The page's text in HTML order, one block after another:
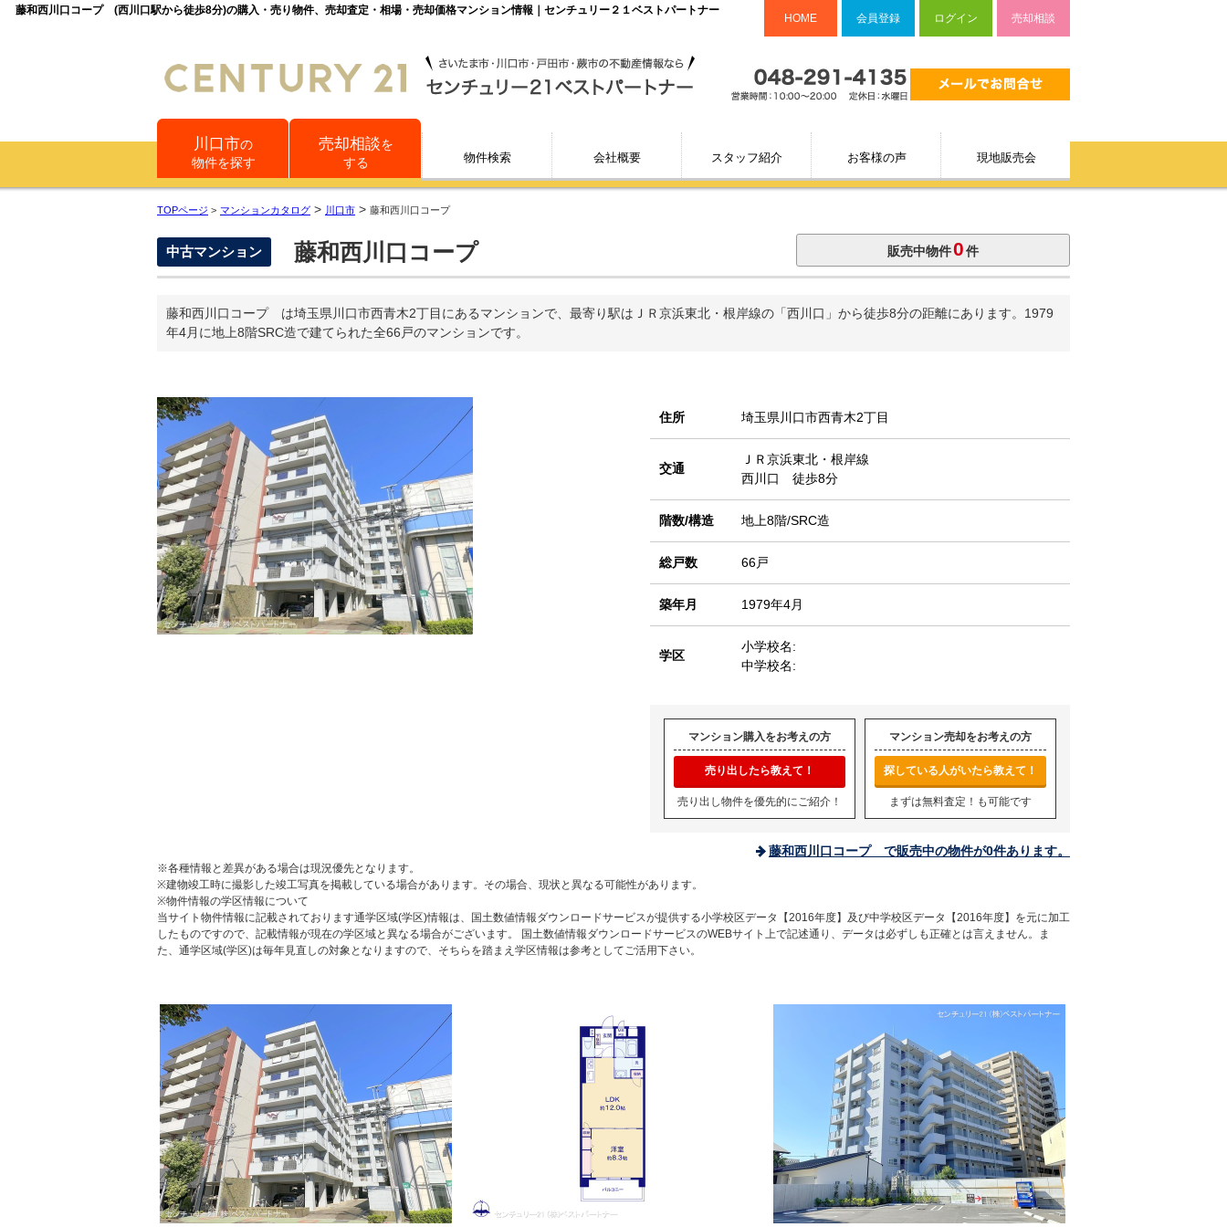
藤和西川口コープ (西川口駅から徒歩8分)の購入・売り物件、売却査定・相場・売却価格マンション情報｜センチュリー２１ベストパートナー
HOME 会員登録 ログイン 売却相談
川口市の
物件を探す
売却相談を
する
物件検索 会社概要 スタッフ紹介 お客様の声 現地販売会
TOPページ > マンションカタログ > 川口市 > 藤和西川口コープ
中古マンション 藤和西川口コープ 販売中物件0件
藤和西川口コープ は埼玉県川口市西青木2丁目にあるマンションで、最寄り駅はＪＲ京浜東北・根岸線の「西川口」から徒歩8分の距離にあります。1979
年4月に地上8階SRC造で建てられた全66戸のマンションです。
住所 埼玉県川口市西青木2丁目
交通
ＪＲ京浜東北・根岸線
西川口 徒歩8分
階数/構造 地上8階/SRC造
総戸数 66戸
築年月 1979年4月
学区
小学校名:
中学校名:
マンション購入をお考えの方
売り出したら教えて！
売り出し物件を優先的にご紹介！
マンション売却をお考えの方
探している人がいたら教えて！
まずは無料査定！も可能です
藤和西川口コープ で販売中の物件が0件あります。
※各種情報と差異がある場合は現況優先となります。
※建物竣工時に撮影した竣工写真を掲載している場合があります。その場合、現状と異なる可能性があります。
※物件情報の学区情報について
当サイト物件情報に記載されております通学区域(学区)情報は、国土数値情報ダウンロードサービスが提供する小学校区データ【2016年度】及び中学校区データ【2016年度】を元に加工
したものですので、記載情報が現在の学区域と異なる場合がございます。 国土数値情報ダウンロードサービスのWEBサイト上で記述通り、データは必ずしも正確とは言えません。ま
た、通学区域(学区)は毎年見直しの対象となりますので、そちらを踏まえ学区情報は参考としてご活用下さい。